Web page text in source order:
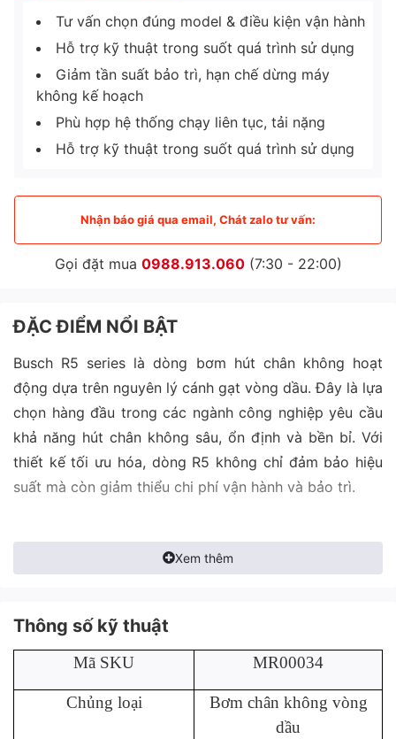
Tư vấn chọn đúng model & điều kiện vận hành
Hỗ trợ kỹ thuật trong suốt quá trình sử dụng
Giảm tần suất bảo trì, hạn chế dừng máy
không kế hoạch
Phù hợp hệ thống chạy liên tục, tải nặng
Hỗ trợ kỹ thuật trong suốt quá trình sử dụng
Nhận báo giá qua email, Chát zalo tư vấn:
Gọi đặt mua 0988.913.060(7:30 - 22:00)
ĐẶC ĐIỂM NỔI BẬT
Busch R5 series là dòng bơm hút chân không hoạt
động dựa trên nguyên lý cánh gạt vòng dầu. Đây là lựa
chọn hàng đầu trong các ngành công nghiệp yêu cầu
khả năng hút chân không sâu, ổn định và bền bỉ. Với
thiết kế tối ưu hóa, dòng R5 không chỉ đảm bảo hiệu
suất mà còn giảm thiểu chi phí vận hành và bảo trì.
Xem thêm
Thông số kỹ thuật
Mã SKU MR00034
Chủng loại
Bơm chân không vòng
dầu